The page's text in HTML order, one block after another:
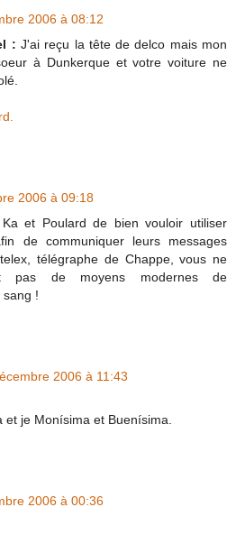
2006 à 08:12
: J'ai reçu la tête de delco mais mon
à Dunkerque et votre voiture ne
2006 à 09:18
et Poulard de bien vouloir utiliser
de communiquer leurs messages
télégraphe de Chappe, vous ne
pas de moyens modernes de
sang !
2006 à 11:43
et je Monísima et Buenísima.
2006 à 00:36